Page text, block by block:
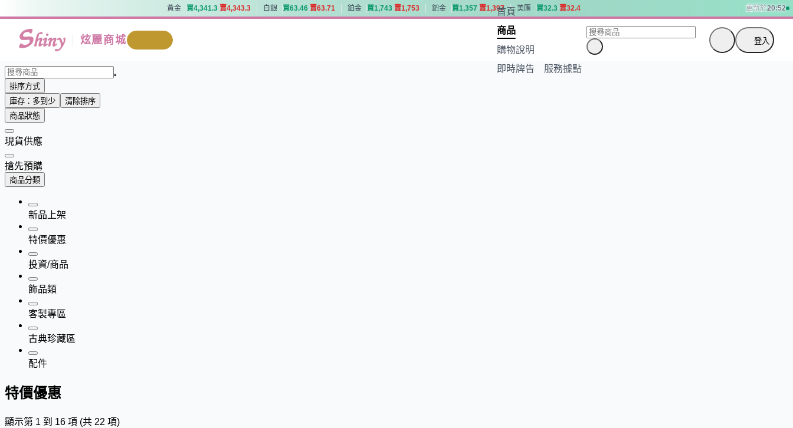
黃金 買4,341.3 賣4,343.3 白銀 買63.46 賣63.71 鉑金 買1,743 賣1,753 鈀金 買1,357 賣1,397 美匯 買32.3 賣32.4
97
更新於20:52
炫麗商城
首頁
商品
購物說明
即時牌告
服務據點
登入
排序方式
庫存：多到少
清除排序
商品狀態
現貨供應
搶先預購
商品分類
新品上架
特價優惠
投資/商品
飾品類
客製專區
古典珍藏區
配件
特價優惠
顯示第 1 到 16 項 (共 22 項)